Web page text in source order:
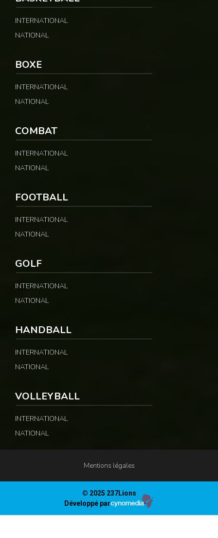
INTERNATIONAL
NATIONAL
BOXE
INTERNATIONAL
NATIONAL
COMBAT
INTERNATIONAL
NATIONAL
FOOTBALL
INTERNATIONAL
NATIONAL
GOLF
INTERNATIONAL
NATIONAL
HANDBALL
INTERNATIONAL
NATIONAL
VOLLEYBALL
INTERNATIONAL
NATIONAL
Mentions légales
© 2025 237Lions
Développé par